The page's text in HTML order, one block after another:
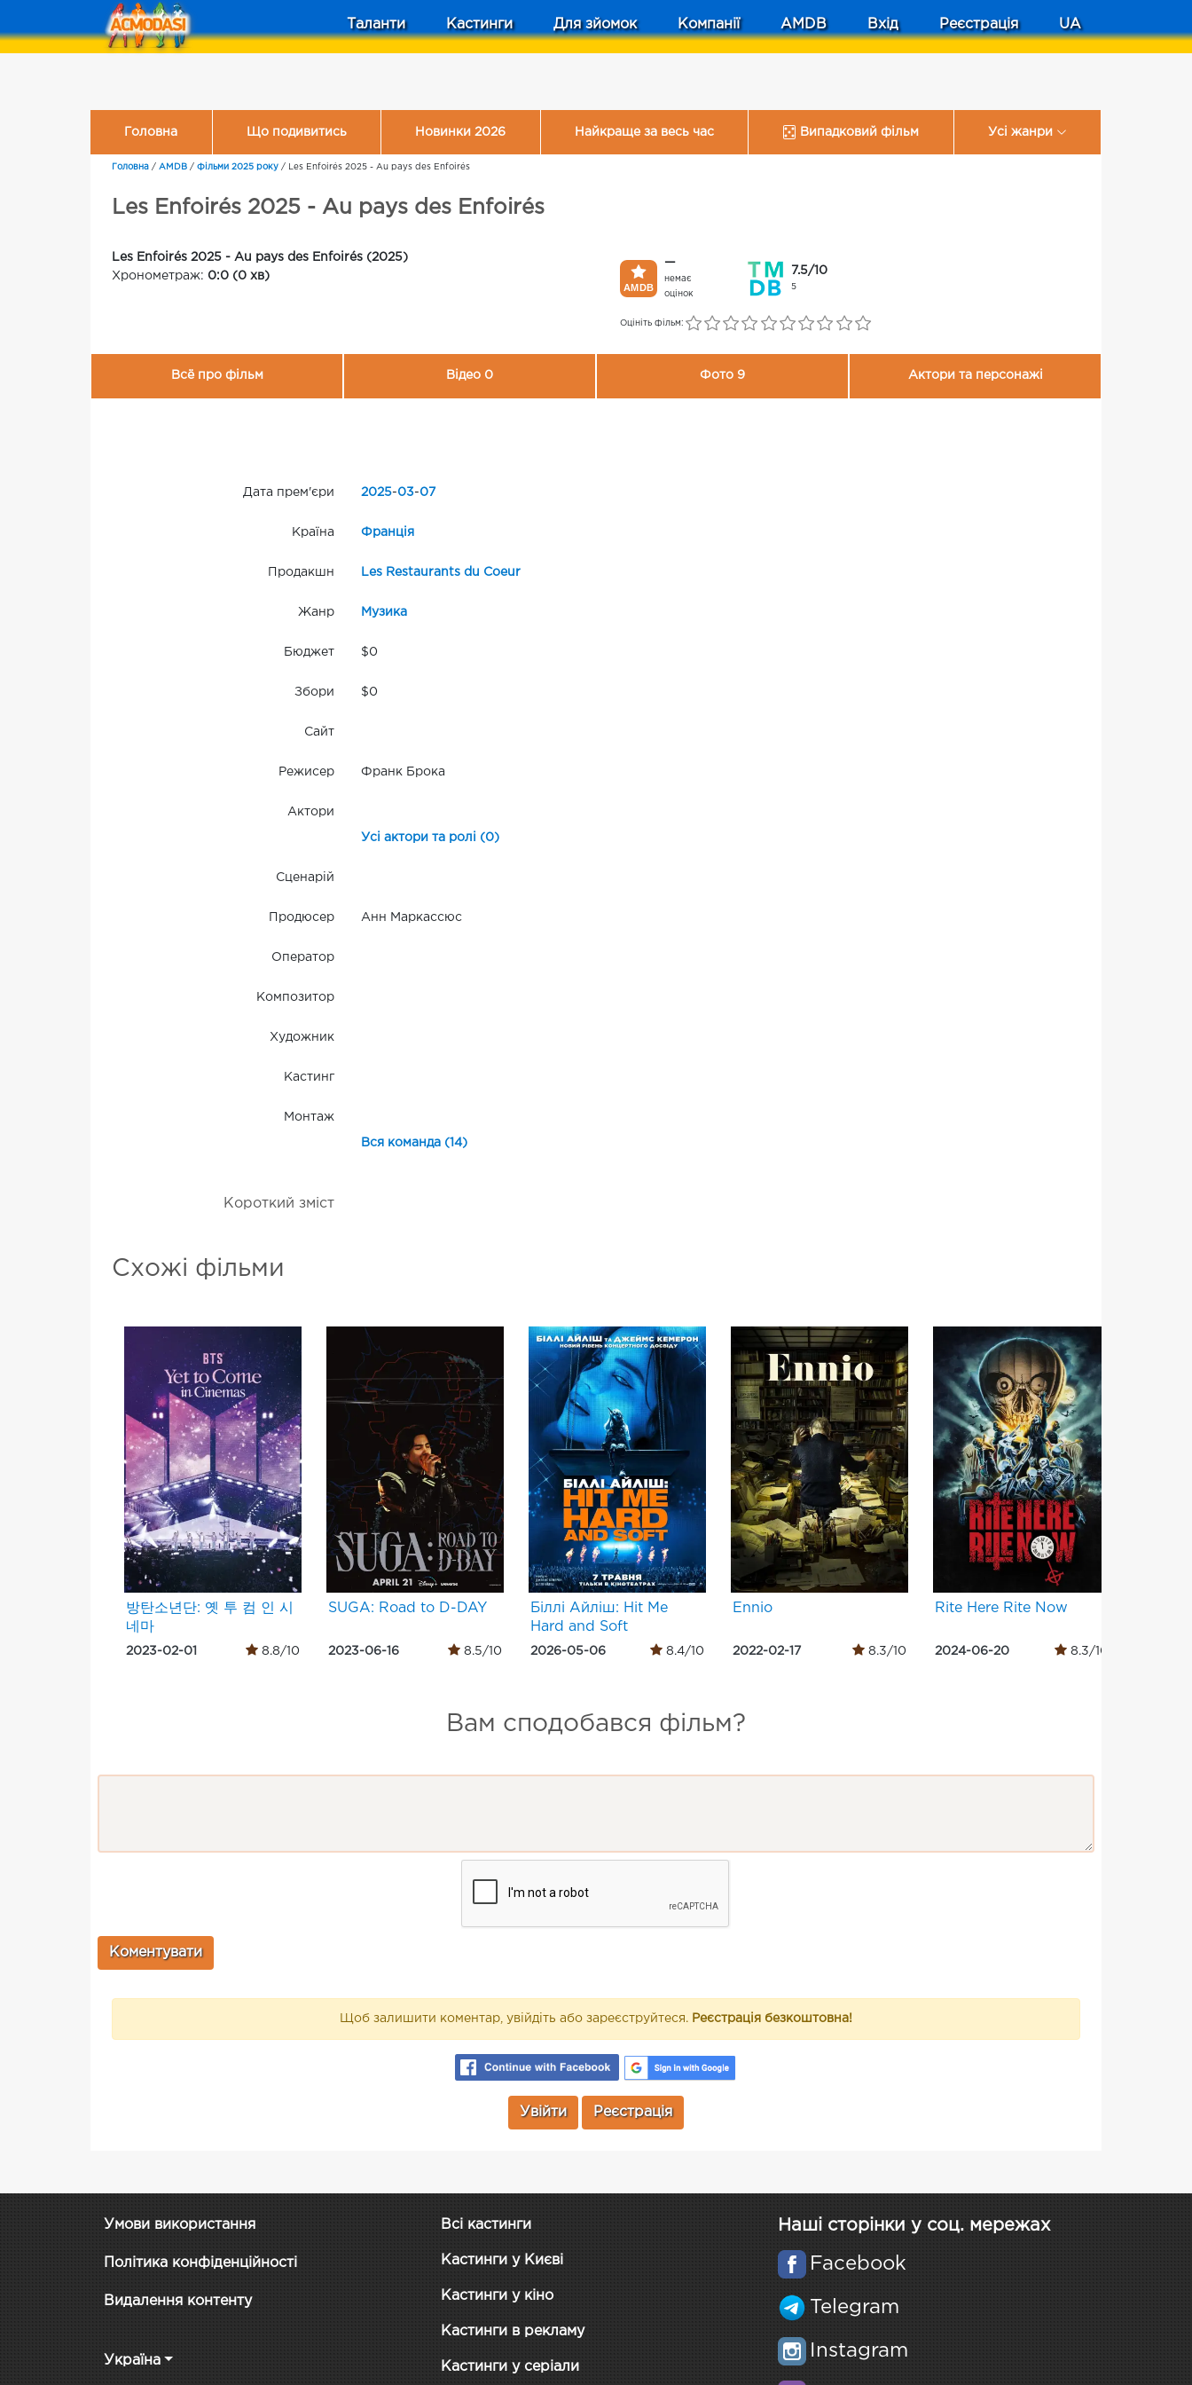
Таланти Кастинги Для зйомок Компанії AMDB Вхід Реєстрація UA
Головна Що подивитись Новинки 2026 Найкраще за весь час Випадковий фільм Усі жанри
Головна / AMDB / Фільми 2025 року / Les Enfoirés 2025 - Au pays des Enfoirés
Les Enfoirés 2025 - Au pays des Enfoirés
Les Enfoirés 2025 - Au pays des Enfoirés (2025)
Хронометраж: 0:0 (0 хв)
—
немає
оцінок
7.5/10
5
Оцініть фільм:
Всё про фільм Відео 0 Фото 9 Актори та персонажі
Дата прем'єри 2025-03-07
Країна Франція
Продакшн Les Restaurants du Coeur
Жанр Музика
Бюджет $0
Збори $0
Сайт
Режисер Франк Брока
Актори
Усі актори та ролі (0)
Сценарій
Продюсер Анн Маркассюс
Оператор
Композитор
Художник
Кастинг
Монтаж
Вся команда (14)
Короткий зміст
Схожі фільми
방탄소년단: 옛 투 컴 인 시
네마
2023-02-01 8.8/10
SUGA: Road to D-DAY
2023-06-16 8.5/10
Біллі Айліш: Hit Me
Hard and Soft
2026-05-06 8.4/10
Ennio
2022-02-17 8.3/10
Rite Here Rite Now
2024-06-20 8.3/10
Вам сподобався фільм?
Щоб залишити коментар, увійдіть або зареєструйтеся. Реєстрація безкоштовна!
Увійти Реєстрація
Умови використання
Політика конфіденційності
Видалення контенту
Україна
Всі кастинги
Кастинги у Києві
Кастинги у кіно
Кастинги в рекламу
Кастинги у серіали
Наші сторінки у соц. мережах
Facebook
Telegram
Instagram